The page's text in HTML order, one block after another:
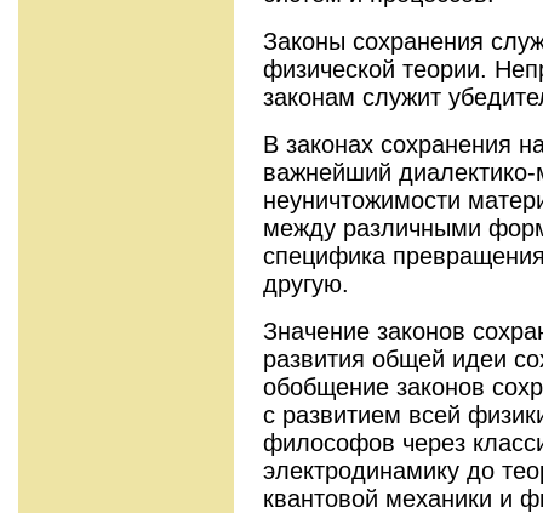
Законы сохранения
физической теории.
законам служит
В законах сохранения
важнейший диалектико-
неуничтожимости
между различными
специфика
другую.
Значение законов
развития общей идеи
обобщение законов
с развитием всей
философов через
электродинамику до
квантовой механики и